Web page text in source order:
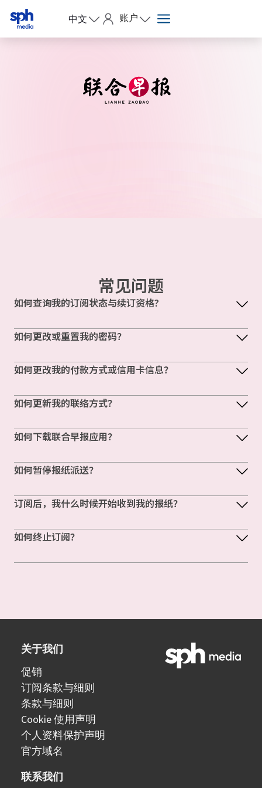
中文 账户
常见问题
如何查询我的订阅状态与续订资格?
如何更改或重置我的密码？
如何更改我的付款方式或信用卡信息？
如何更新我的联络方式？
如何下载联合早报应用？
如何暂停报纸派送？
订阅后，我什么时候开始收到我的报纸？
如何终止订阅？
关于我们
促销
订阅条款与细则
条款与细则
Cookie 使用声明
个人资料保护声明
官方域名
联系我们